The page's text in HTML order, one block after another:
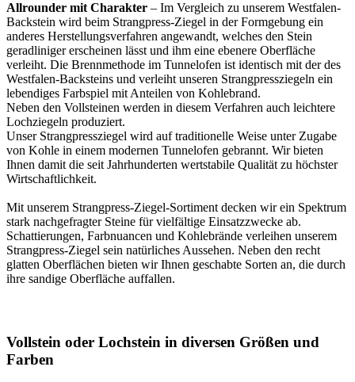
Allrounder mit Charakter – Im Vergleich zu unserem Westfalen-
Backstein wird beim Strangpress-Ziegel in der Formgebung ein
anderes Herstellungsverfahren angewandt, welches den Stein
geradliniger erscheinen lässt und ihm eine ebenere Oberfläche
verleiht. Die Brennmethode im Tunnelofen ist identisch mit der des
Westfalen-Backsteins und verleiht unseren Strangpressziegeln ein
lebendiges Farbspiel mit Anteilen von Kohlebrand.
Neben den Vollsteinen werden in diesem Verfahren auch leichtere
Lochziegeln produziert.
Unser Strangpressziegel wird auf traditionelle Weise unter Zugabe
von Kohle in einem modernen Tunnelofen gebrannt. Wir bieten
Ihnen damit die seit Jahrhunderten wertstabile Qualität zu höchster
Wirtschaftlichkeit.
Mit unserem Strangpress-Ziegel-Sortiment decken wir ein Spektrum
stark nachgefragter Steine für vielfältige Einsatzzwecke ab.
Schattierungen, Farbnuancen und Kohlebrände verleihen unserem
Strangpress-Ziegel sein natürliches Aussehen. Neben den recht
glatten Oberflächen bieten wir Ihnen geschabte Sorten an, die durch
ihre sandige Oberfläche auffallen.
Vollstein oder Lochstein in diversen Größen und
Farben